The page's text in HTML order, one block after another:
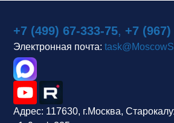
+7 (499) 67-333-75, +7
Электронная почта:
Адрес: 117630, г.Москва,